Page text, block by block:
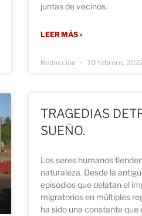
juntas de vecinos.
LEER MÁS »
Redacción 10 febrero,
TRAGEDIAS
SUEÑO.
Los seres humanos
naturaleza. Desde la
episodios que delatan el
migratorios en múltiples
ha sido una constante que